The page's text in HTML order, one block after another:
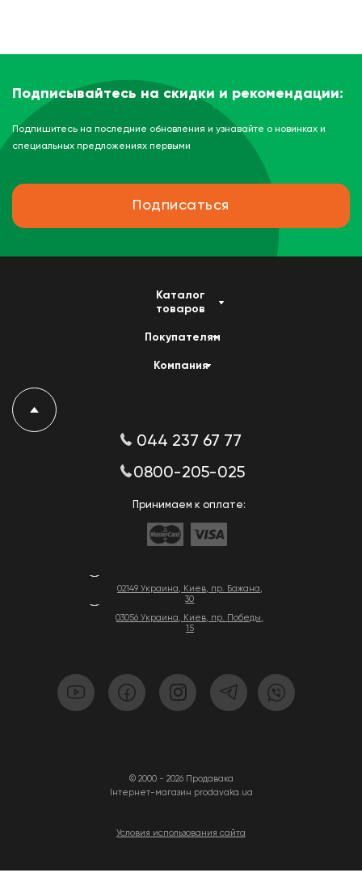
Подписывайтесь на скидки и рекомендации:
Подпишитесь на последние обновления и узнавайте о новинках и
специальных предложениях первыми
Подписаться
02149 Украина, Киев, пр. Бажана,
30
03056 Украина, Киев, пр. Победы,
15
© 2000 - 2026 Продавака
Інтернет-магазин prodavaka.ua
Условия использования сайта
Каталог
товаров
Покупателям
Компания
044 237 67 77
0800-205-025
Принимаем к оплате: